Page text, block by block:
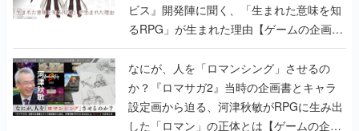
ビス』開発陣に聞く、「生まれた意味を知
るRPG」が生まれた理由【ゲームの企画
書】
なにが、人を「ロマンシング」させるの
か？『ロマサガ2』当時の企画書とキャラ
設定画から迫る、河津秋敏がRPGに生み出
した「ロマン」の正体とは【ゲームの企画